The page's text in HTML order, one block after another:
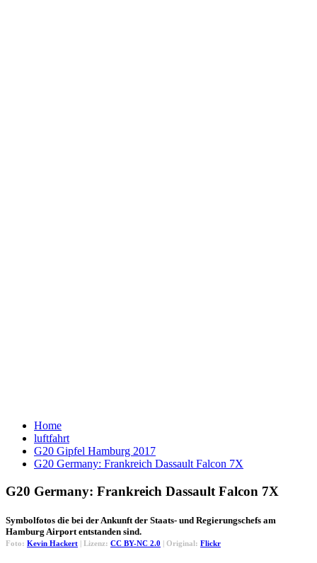
Home
luftfahrt
G20 Gipfel Hamburg 2017
G20 Germany: Frankreich Dassault Falcon 7X
G20 Germany: Frankreich Dassault Falcon 7X
Symbolfotos die bei der Ankunft der Staats- und Regierungschefs am
Hamburg Airport entstanden sind.
Foto: Kevin Hackert | Lizenz: CC BY-NC 2.0 | Original: Flickr